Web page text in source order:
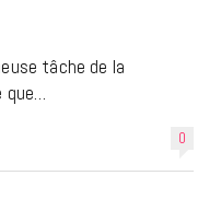
tâche de la
que…
0